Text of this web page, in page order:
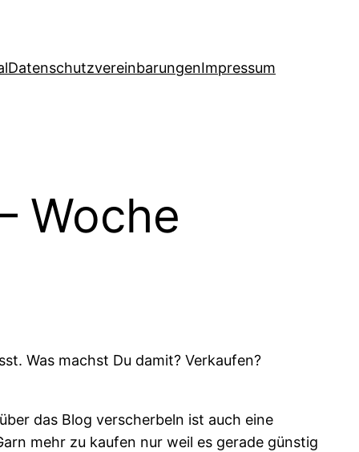
DatenschutzvereinbarungenImpressum
Woche
Was machst Du damit? Verkaufen?
das Blog verscherbeln ist auch eine
mehr zu kaufen nur weil es gerade günstig